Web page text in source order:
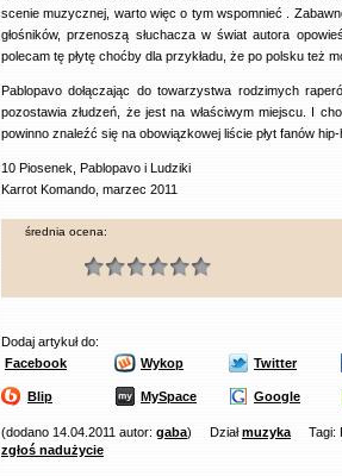
scenie muzycznej, warto więc o tym wspomnieć .
głośników, przenoszą słuchacza w świat autora
polecam tę płytę choćby dla przykładu, że po polsku też
Pablopavo dołączając do towarzystwa rodzimych
pozostawia złudzeń, że jest na właściwym miejscu. I
powinno znaleźć się na obowiązkowej liście płyt fanów hip-
10 Piosenek, Pablopavo i Ludziki
Karrot Komando, marzec 2011
średnia ocena:
Dodaj artykuł do:
Facebook
Wykop Twitter
Blip MySpace Google
(dodano 14.04.2011 autor: gaba) Działmuzyka
Tagi:
zgłoś nadużycie